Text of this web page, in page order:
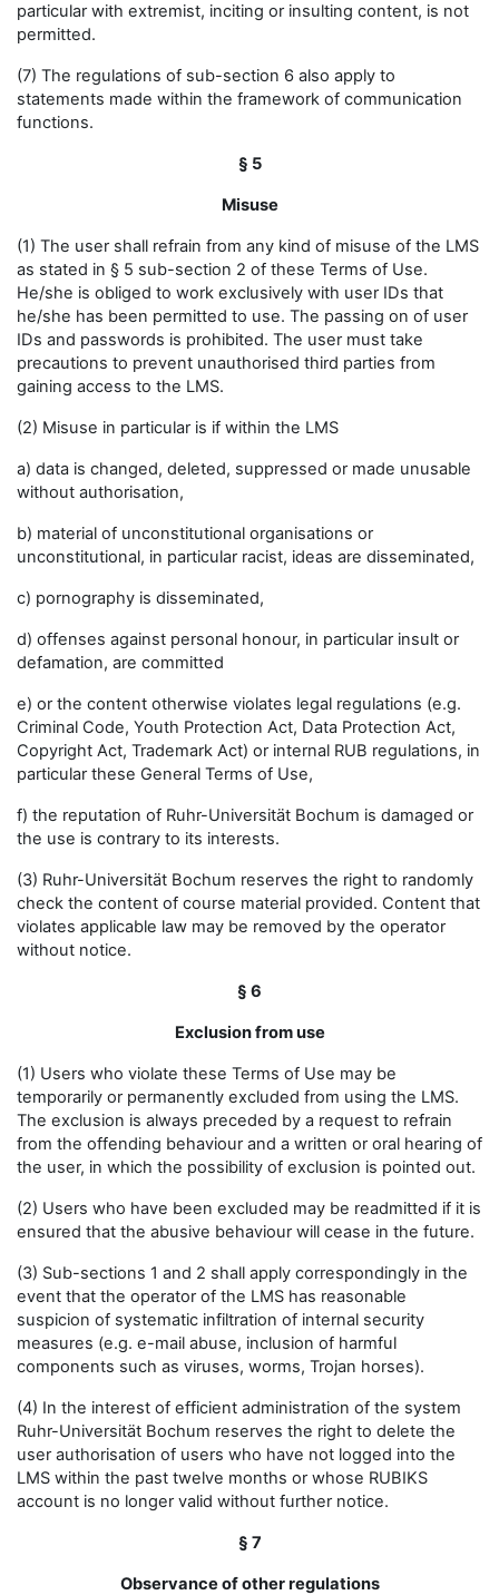
particular with extremist, inciting or insulting content, is not
permitted.
(7) The regulations of sub-section 6 also apply to
statements made within the framework of communication
functions.
§ 5
Misuse
(1) The user shall refrain from any kind of misuse of the LMS
as stated in § 5 sub-section 2 of these Terms of Use.
He/she is obliged to work exclusively with user IDs that
he/she has been permitted to use. The passing on of user
IDs and passwords is prohibited. The user must take
precautions to prevent unauthorised third parties from
gaining access to the LMS.
(2) Misuse in particular is if within the LMS
a) data is changed, deleted, suppressed or made unusable
without authorisation,
b) material of unconstitutional organisations or
unconstitutional, in particular racist, ideas are disseminated,
c) pornography is disseminated,
d) offenses against personal honour, in particular insult or
defamation, are committed
e) or the content otherwise violates legal regulations (e.g.
Criminal Code, Youth Protection Act, Data Protection Act,
Copyright Act, Trademark Act) or internal RUB regulations, in
particular these General Terms of Use,
f) the reputation of Ruhr-Universität Bochum is damaged or
the use is contrary to its interests.
(3) Ruhr-Universität Bochum reserves the right to randomly
check the content of course material provided. Content that
violates applicable law may be removed by the operator
without notice.
§ 6
Exclusion from use
(1) Users who violate these Terms of Use may be
temporarily or permanently excluded from using the LMS.
The exclusion is always preceded by a request to refrain
from the offending behaviour and a written or oral hearing of
the user, in which the possibility of exclusion is pointed out.
(2) Users who have been excluded may be readmitted if it is
ensured that the abusive behaviour will cease in the future.
(3) Sub-sections 1 and 2 shall apply correspondingly in the
event that the operator of the LMS has reasonable
suspicion of systematic infiltration of internal security
measures (e.g. e-mail abuse, inclusion of harmful
components such as viruses, worms, Trojan horses).
(4) In the interest of efficient administration of the system
Ruhr-Universität Bochum reserves the right to delete the
user authorisation of users who have not logged into the
LMS within the past twelve months or whose RUBIKS
account is no longer valid without further notice.
§ 7
Observance of other regulations